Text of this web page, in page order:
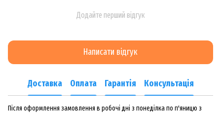
Додайте перший відгук
Написати відгук
Доставка Оплата Гарантія Консультація
Після оформлення замовлення в робочі дні з понеділка по п'яницю з